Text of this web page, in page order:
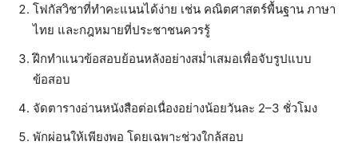
โฟกัสวิชาที่ทำคะแนนได้ง่าย เช่น คณิตศาสตร์พื้นฐาน ภาษา
ไทย และกฎหมายที่ประชาชนควรรู้
ฝึกทำแนวข้อสอบย้อนหลังอย่างสม่ำเสมอเพื่อจับรูปแบบ
ข้อสอบ
จัดตารางอ่านหนังสือต่อเนื่องอย่างน้อยวันละ 2–3 ชั่วโมง
พักผ่อนให้เพียงพอ โดยเฉพาะช่วงใกล้สอบ